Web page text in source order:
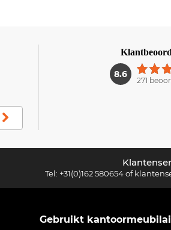
8.6 1
271
Tel: +31(0)162 580654of
Gebruikt